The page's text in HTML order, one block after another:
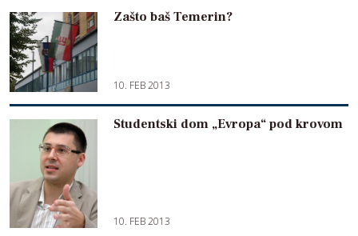
Zašto baš Temerin?
10. FEB 2013
Studentski dom „Evropa“ pod krovom
10. FEB 2013